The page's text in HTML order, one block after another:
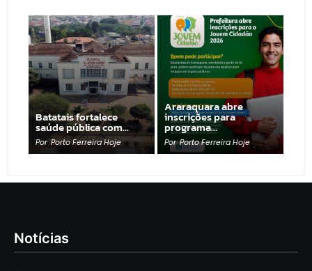
Batatais fortalece
saúde pública com…
Por Porto Ferreira Hoje
Araraquara abre
inscrições para
programa…
Por Porto Ferreira Hoje
Notícias